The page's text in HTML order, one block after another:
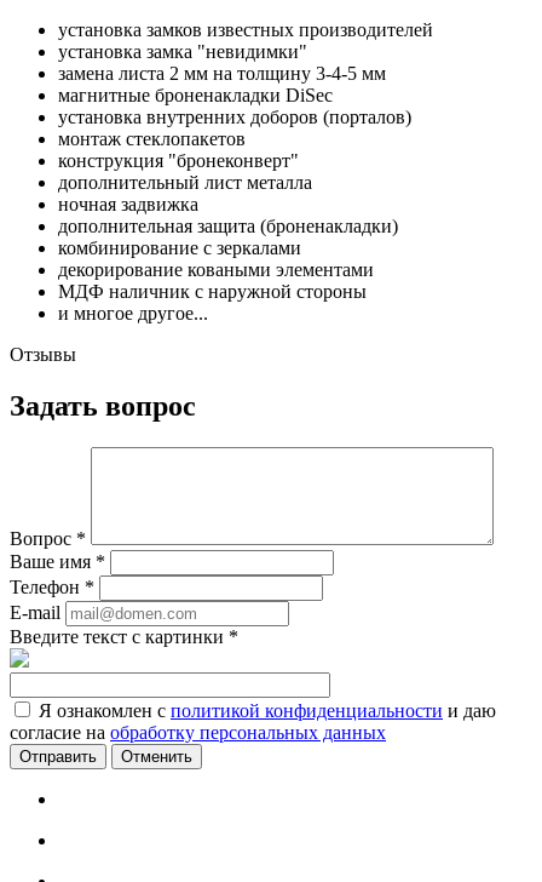
установка замков известных производителей
установка замка "невидимки"
замена листа 2 мм на толщину 3-4-5 мм
магнитные броненакладки DiSec
установка внутренних доборов (порталов)
монтаж стеклопакетов
конструкция "бронеконверт"
дополнительный лист металла
ночная задвижка
дополнительная защита (броненакладки)
комбинирование с зеркалами
декорирование коваными элементами
МДФ наличник с наружной стороны
и многое другое...
Отзывы
Задать вопрос
Вопрос *
Ваше имя *
Телефон *
E-mail
Введите текст с картинки *
Я ознакомлен с политикой конфиденциальности и даю
согласие на обработку персональных данных
Отменить